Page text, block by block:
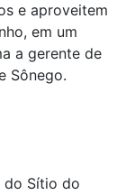
e aproveitem
em um
a gerente de
Sônego.
do Sítio do